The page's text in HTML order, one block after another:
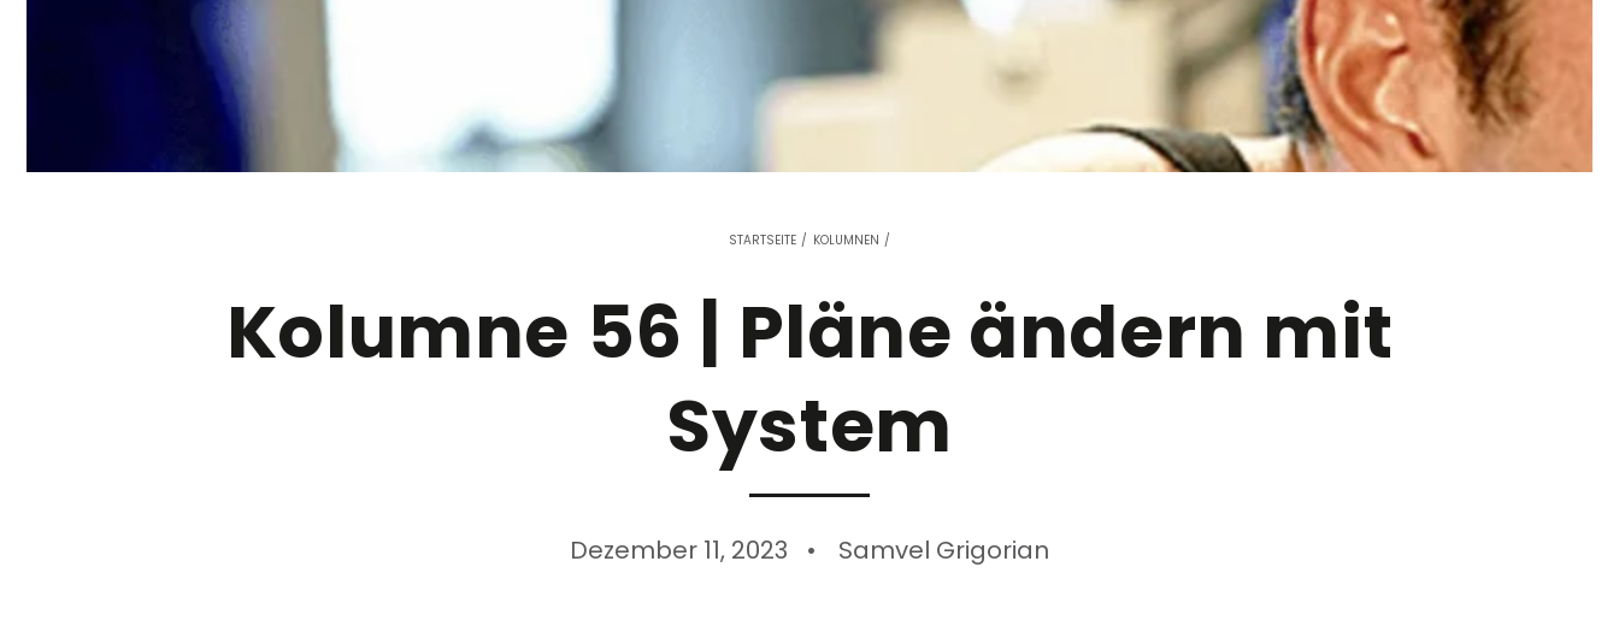
STARTSEITE / KOLUMNEN /
Kolumne 56 | Pläne ändern mit
System
Dezember 11, 2023 Samvel Grigorian